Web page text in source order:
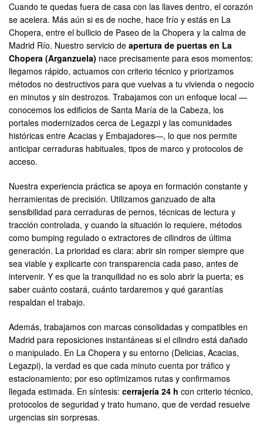
Cuando te quedas fuera de casa con las llaves dentro, el corazón
se acelera. Más aún si es de noche, hace frío y estás en La
Chopera, entre el bullicio de Paseo de la Chopera y la calma de
Madrid Río. Nuestro servicio de apertura de puertas en La
Chopera (Arganzuela) nace precisamente para esos momentos:
llegamos rápido, actuamos con criterio técnico y priorizamos
métodos no destructivos para que vuelvas a tu vivienda o negocio
en minutos y sin destrozos. Trabajamos con un enfoque local —
conocemos los edificios de Santa María de la Cabeza, los
portales modernizados cerca de Legazpi y las comunidades
históricas entre Acacias y Embajadores—, lo que nos permite
anticipar cerraduras habituales, tipos de marco y protocolos de
acceso.
Nuestra experiencia práctica se apoya en formación constante y
herramientas de precisión. Utilizamos ganzuado de alta
sensibilidad para cerraduras de pernos, técnicas de lectura y
tracción controlada, y cuando la situación lo requiere, métodos
como bumping regulado o extractores de cilindros de última
generación. La prioridad es clara: abrir sin romper siempre que
sea viable y explicarte con transparencia cada paso, antes de
intervenir. Y es que la tranquilidad no es solo abrir la puerta; es
saber cuánto costará, cuánto tardaremos y qué garantías
respaldan el trabajo.
Además, trabajamos con marcas consolidadas y compatibles en
Madrid para reposiciones instantáneas si el cilindro está dañado
o manipulado. En La Chopera y su entorno (Delicias, Acacias,
Legazpi), la verdad es que cada minuto cuenta por tráfico y
estacionamiento; por eso optimizamos rutas y confirmamos
llegada estimada. En síntesis: cerrajería 24 h con criterio técnico,
protocolos de seguridad y trato humano, que de verdad resuelve
urgencias sin sorpresas.